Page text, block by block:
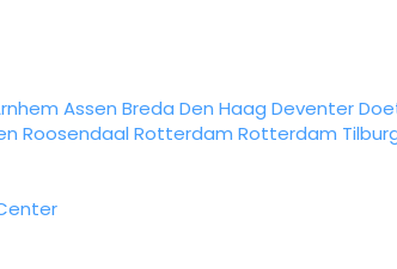
Assen Breda Den Haag Deventer
Roosendaal Rotterdam Rotterdam